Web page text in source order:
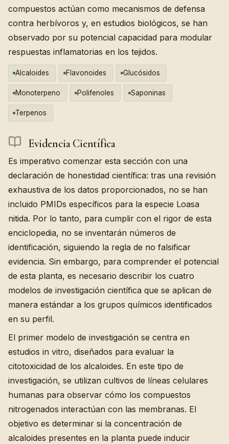
compuestos actúan como mecanismos de defensa
contra herbívoros y, en estudios biológicos, se han
observado por su potencial capacidad para modular
respuestas inflamatorias en los tejidos.
Alcaloides Flavonoides Glucósidos
Monoterpeno Polifenoles Saponinas
Terpenos
Evidencia Científica
Es imperativo comenzar esta sección con una
declaración de honestidad científica: tras una revisión
exhaustiva de los datos proporcionados, no se han
incluido PMIDs específicos para la especie Loasa
nitida. Por lo tanto, para cumplir con el rigor de esta
enciclopedia, no se inventarán números de
identificación, siguiendo la regla de no falsificar
evidencia. Sin embargo, para comprender el potencial
de esta planta, es necesario describir los cuatro
modelos de investigación científica que se aplican de
manera estándar a los grupos químicos identificados
en su perfil.
El primer modelo de investigación se centra en
estudios in vitro, diseñados para evaluar la
citotoxicidad de los alcaloides. En este tipo de
investigación, se utilizan cultivos de líneas celulares
humanas para observar cómo los compuestos
nitrogenados interactúan con las membranas. El
objetivo es determinar si la concentración de
alcaloides presentes en la planta puede inducir